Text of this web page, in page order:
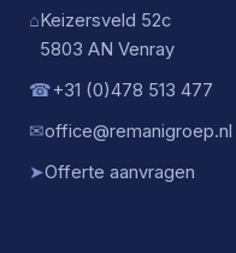
⌂Keizersveld 52c
5803 AN Venray
☎+31 (0)478 513 477
✉office@remanigroep.nl
➤Offerte aanvragen